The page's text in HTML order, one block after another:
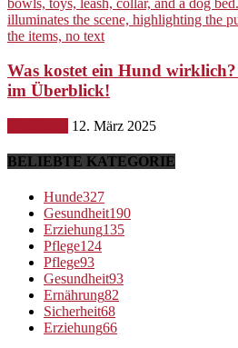
Was kostet ein Hund
im Überblick!
12. März 2025
BELIEBTE KATEGORIE
Hunde327
Gesundheit190
Erziehung135
Pflege124
Pflege93
Gesundheit93
Ernährung82
Sicherheit68
Erziehung66